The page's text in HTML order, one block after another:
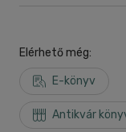
Elérhető még:
E-könyv
Antikvár